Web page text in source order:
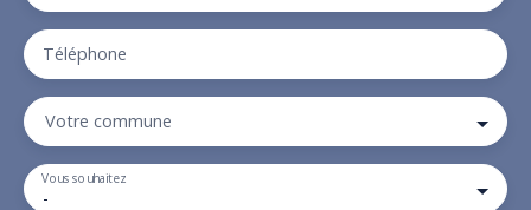
Téléphone
Votre commune
-
Vous souhaitez